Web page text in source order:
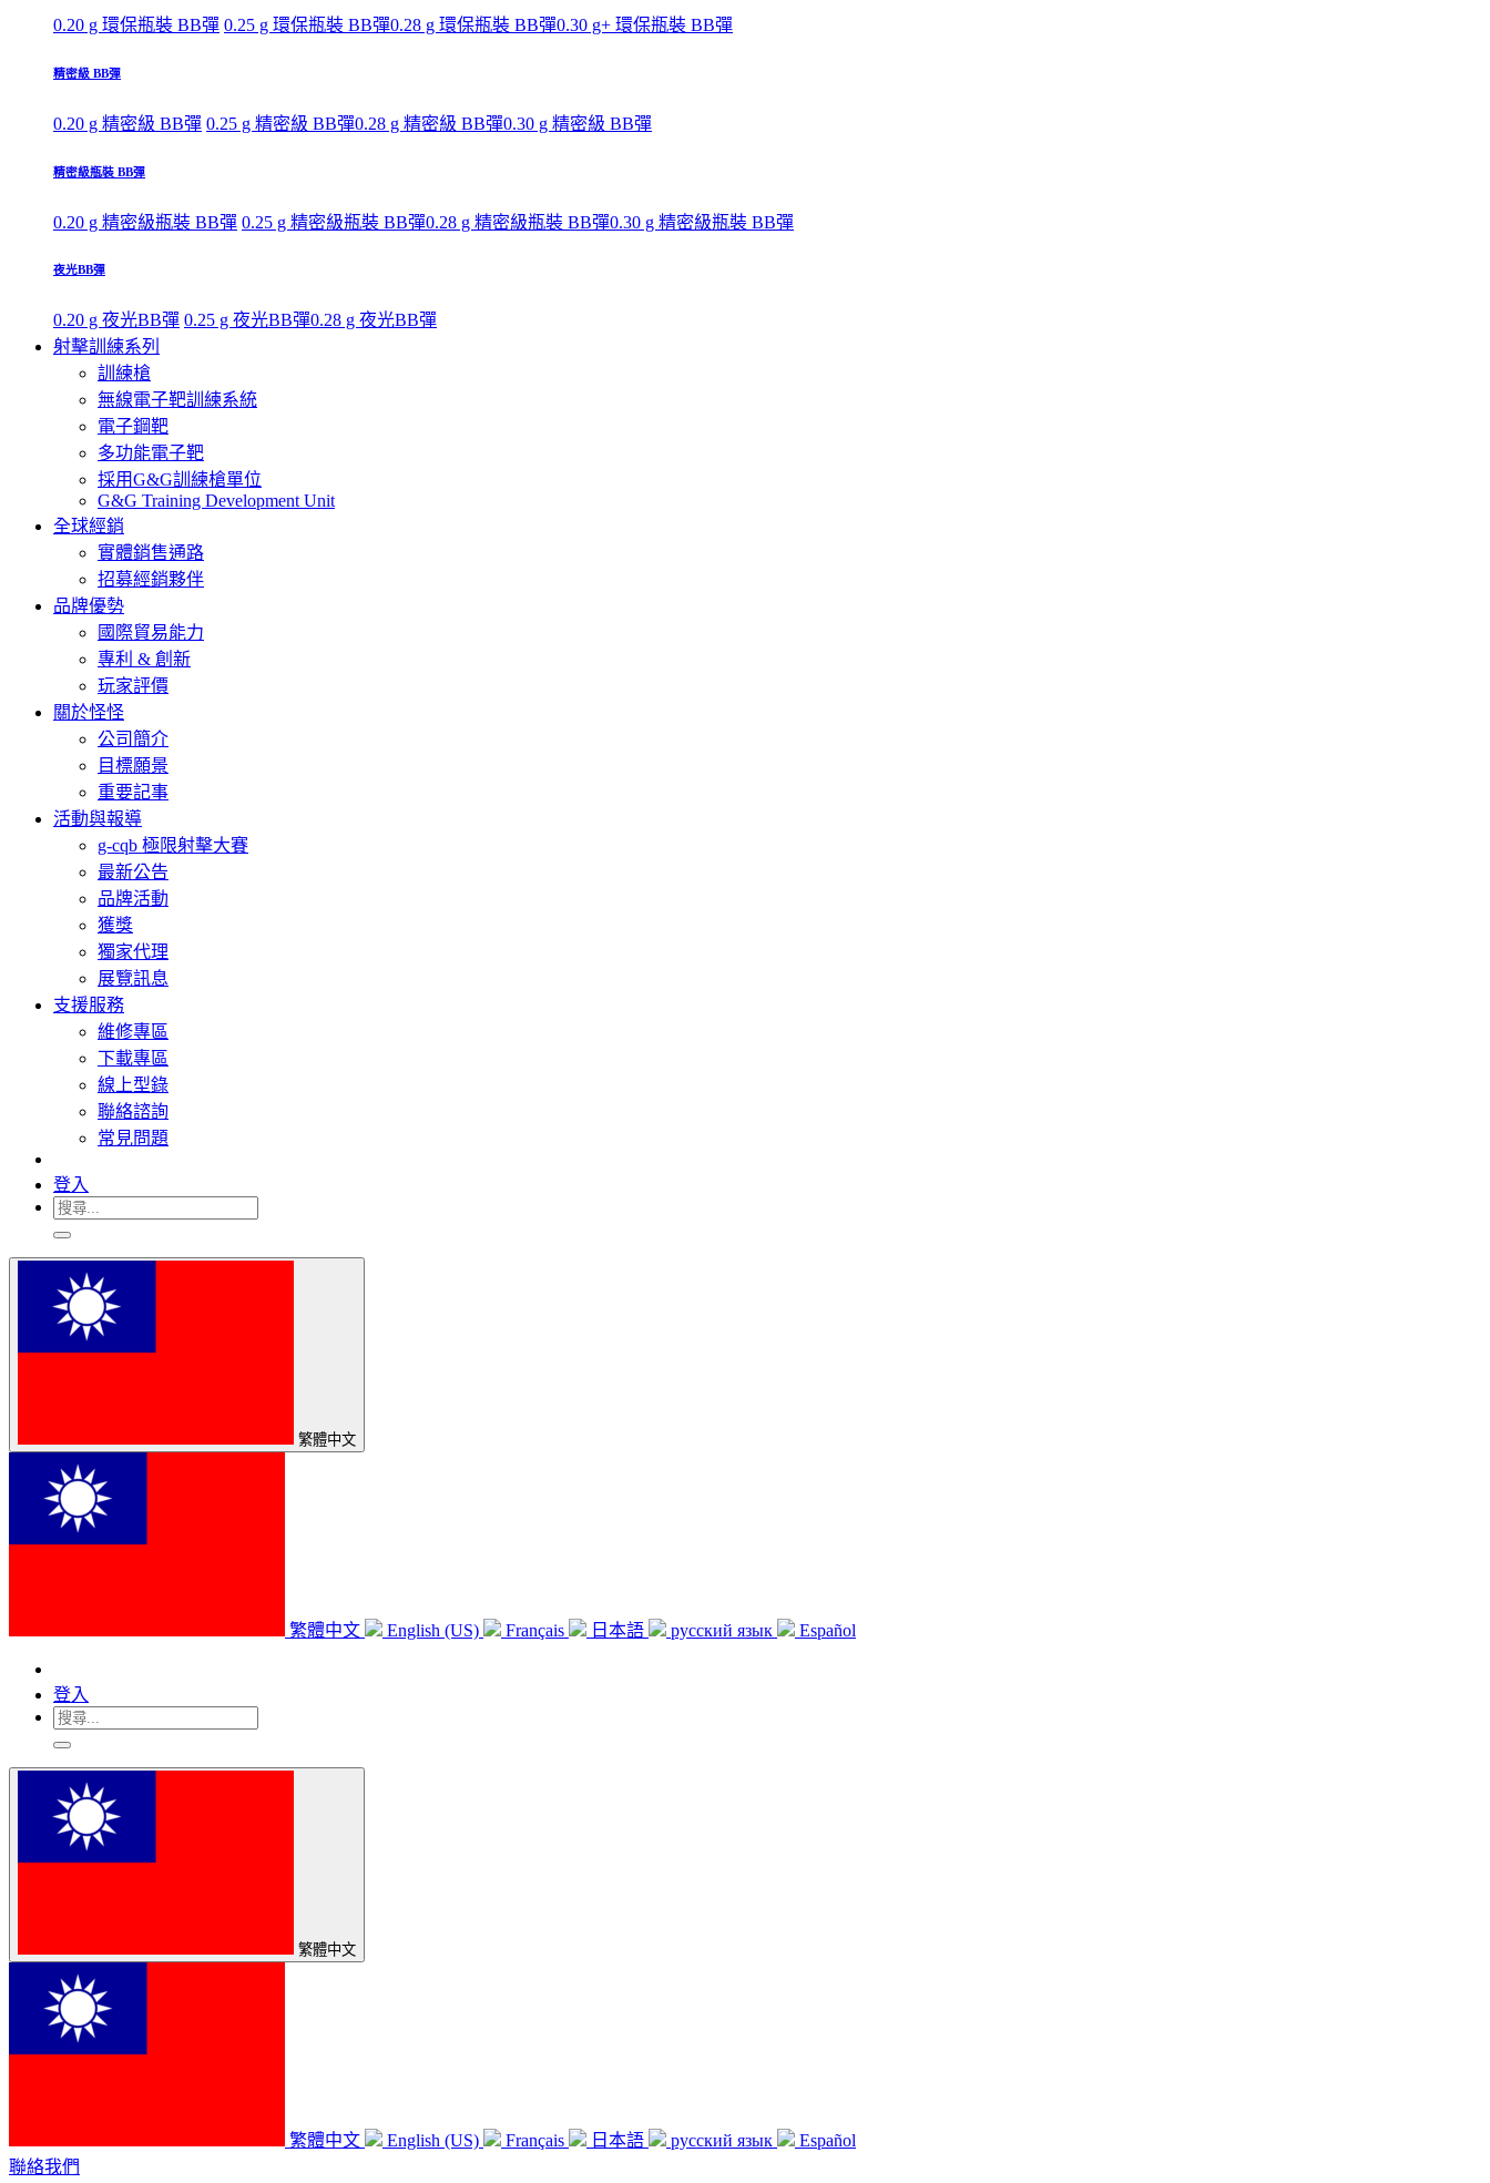
0.20 g 環保瓶裝 BB彈 0.25 g 環保瓶裝 BB彈0.28 g 環保瓶裝 BB彈0.30 g+ 環保瓶裝 BB彈
精密級 BB彈
0.20 g 精密級 BB彈 0.25 g 精密級 BB彈0.28 g 精密級 BB彈0.30 g 精密級 BB彈
精密級瓶裝 BB彈
0.20 g 精密級瓶裝 BB彈 0.25 g 精密級瓶裝 BB彈0.28 g 精密級瓶裝 BB彈0.30 g 精密級瓶裝 BB彈
夜光BB彈
0.20 g 夜光BB彈 0.25 g 夜光BB彈0.28 g 夜光BB彈
射擊訓練系列
訓練槍
無線電子靶訓練系統
電子鋼靶
多功能電子靶
採用G&G訓練槍單位
G&G Training Development Unit
全球經銷
實體銷售通路
招募經銷夥伴
品牌優勢
國際貿易能力
專利 & 創新
玩家評價
關於怪怪
公司簡介
目標願景
重要記事
活動與報導
g-cqb 極限射擊大賽
最新公告
品牌活動
獲獎
獨家代理
展覽訊息
支援服務
維修專區
下載專區
線上型錄
聯絡諮詢
常見問題
登入
繁體中文
繁體中文 English (US) Français 日本語 русский язык Español
登入
繁體中文
繁體中文 English (US) Français 日本語 русский язык
Español
聯絡我們